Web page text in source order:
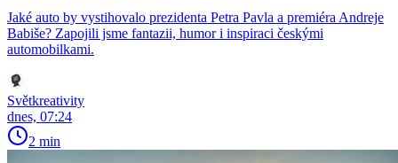
Jaké auto by vystihovalo prezidenta Petra Pavla a premiéra Andreje
Babiše? Zapojili jsme fantazii, humor i inspiraci českými
automobilkami.
Světkreativity
dnes, 07:24
2 min